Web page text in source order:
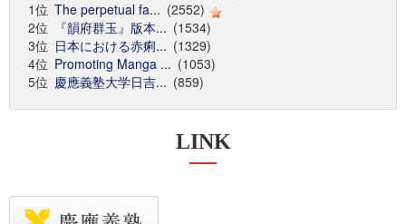
1位 The perpetual fa... (2552)
2位
『韻府群玉』版本... (1534)
3位 日本における赤痢... (1329)
4位 Promoting Manga ... (1053)
5位 慶應義塾大学日吉... (859)
LINK